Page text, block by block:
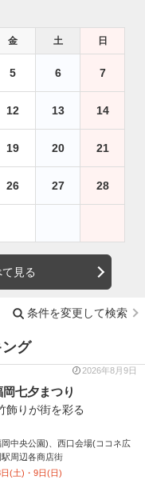
金 土 日
5 6 7
12 13 14
19 20 21
26 27 28
見る
条件を変更して検索
グ
2026年8月9日
七夕まつり
飾りが街を彩る
中央公園)、西口会場(ココネ広
周辺各商店街
(土)・9日(日)